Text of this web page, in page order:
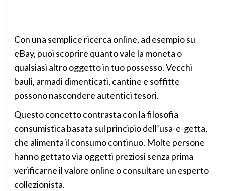
Con una semplice ricerca online, ad esempio su
eBay, puoi scoprire quanto vale la moneta o
qualsiasi altro oggetto in tuo possesso. Vecchi
bauli, armadi dimenticati, cantine e soffitte
possono nascondere autentici tesori.
Questo concetto contrasta con la filosofia
consumistica basata sul principio dell’usa-e-getta,
che alimenta il consumo continuo. Molte persone
hanno gettato via oggetti preziosi senza prima
verificarne il valore online o consultare un esperto
collezionista.